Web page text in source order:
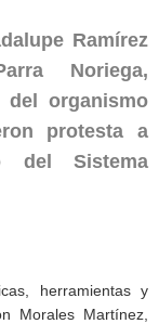
Ramírez
Noriega,
del organismo
protesta a
del Sistema
herramientas y
Morales Martínez,